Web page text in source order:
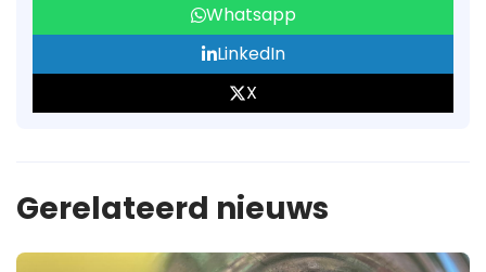
Whatsapp
LinkedIn
X
Gerelateerd nieuws